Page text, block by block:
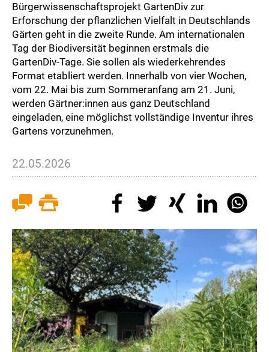
Bürgerwissenschaftsprojekt GartenDiv zur
Erforschung der pflanzlichen Vielfalt in Deutschlands
Gärten geht in die zweite Runde. Am internationalen
Tag der Biodiversität beginnen erstmals die
GartenDiv-Tage. Sie sollen als wiederkehrendes
Format etabliert werden. Innerhalb von vier Wochen,
vom 22. Mai bis zum Sommeranfang am 21. Juni,
werden Gärtner:innen aus ganz Deutschland
eingeladen, eine möglichst vollständige Inventur ihres
Gartens vorzunehmen.
22.05.2026